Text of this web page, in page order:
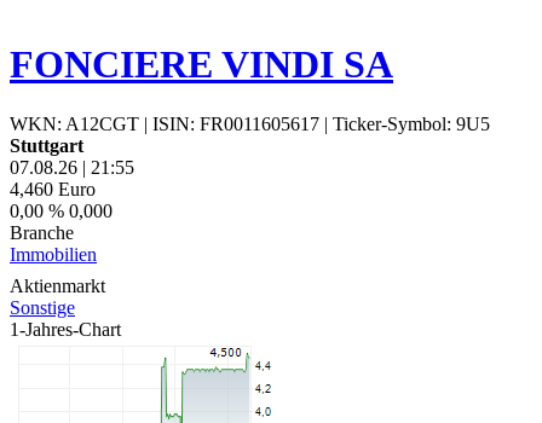
FONCIERE VINDI SA
WKN: A12CGT | ISIN: FR0011605617 | Ticker-Symbol: 9U5
Stuttgart
07.08.26 | 21:55
4,460 Euro
0,00 % 0,000
Branche
Immobilien
Aktienmarkt
Sonstige
1-Jahres-Chart